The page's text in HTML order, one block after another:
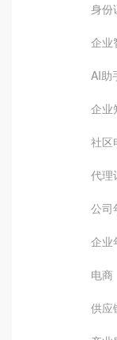
身份
企业
AI助
企业
社区
代理
公司
企业
电商
供应